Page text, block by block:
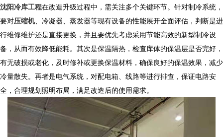
沈阳冷库工程在改造升级过程中，需关注多个关键环节。针对制冷系统，
要对压缩机、冷凝器、蒸发器等现有设备的性能展开全面评估，判断是进
行维修维护还是直接更换，并且要优先考虑采用节能高效的新型制冷设
备，从而有效降低能耗。其次是保温隔热，检查库体的保温层是否完好，
有无破损或老化，及时修补或更换保温材料，确保良好的保温效果，减少
冷量散失。再者是电气系统，对配电箱、线路等进行排查，保证电路安
全，合理规划照明布局，满足改造后的使用需求。